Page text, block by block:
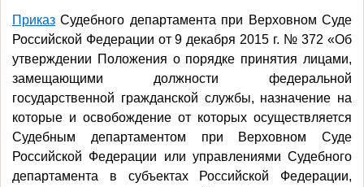
Приказ Судебного департамента при Верховном Суде
Российской Федерации от 9 декабря 2015 г. № 372 «Об
утверждении Положения о порядке принятия лицами,
замещающими должности федеральной
государственной гражданской службы, назначение на
которые и освобождение от которых осуществляется
Судебным департаментом при Верховном Суде
Российской Федерации или управлениями Судебного
департамента в субъектах Российской Федерации,